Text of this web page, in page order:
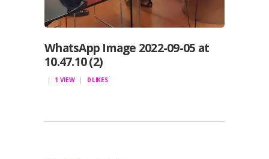
WhatsApp Image 2022-09-05 at
10.47.10 (2)
1 VIEW 0 LIKES